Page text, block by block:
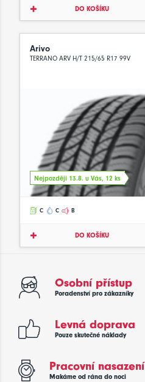
DO KOŠÍKU
Arivo
TERRANO ARV H/T 215/65 R17 99V
Nejpozději 13.8. u Vás, 12 ks
C C B
DO KOŠÍKU
Osobní přístup
Poradenství pro zákazníky
Levná doprava
Pouze skutečné náklady
Pracovní nasazení
Makáme od rána do noci